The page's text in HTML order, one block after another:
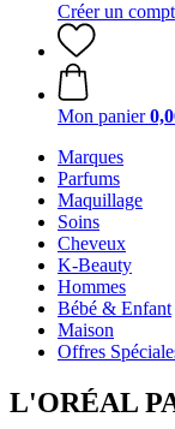
Créer un
Mon panier
Marques
Parfums
Maquillage
Soins
Cheveux
K-Beauty
Hommes
Bébé & Enfant
Maison
Offres
L'ORÉAL